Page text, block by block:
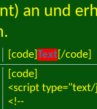
an und
[code] Text[/code]
[code]
<script
<!--